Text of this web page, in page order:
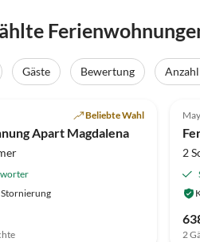
Gäste Bewertung
Top-Inserat
Beliebte Wahl
Apart Magdalena
2
2